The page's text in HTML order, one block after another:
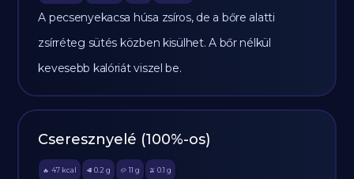
A pecsenyekacsa húsa zsíros, de a bőre alatti
zsírréteg sütés közben kisülhet. A bőr nélkül
kevesebb kalóriát viszel be.
Cseresznyelé (100%-os)
🔥 47 kcal 🥩 0.2 g 🥔 11 g 🫒 0.1 g